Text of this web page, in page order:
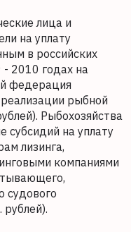
лица и
на уплату
в российских
- 2010 годах на
федерация
рыбной
Рыбохозяйства
субсидий на уплату
лизинга,
компаниями
судового